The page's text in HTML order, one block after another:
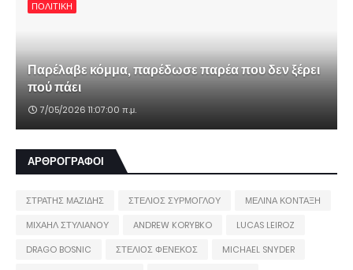
ΠΟΛΙΤΙΚΗ
Παρέλαβε κόμμα, παρέδωσε παρέα που δεν ξέρει
πού πάει
7/05/2026 11:07:00 π.μ.
ΑΡΘΡΟΓΡΑΦΟΙ
ΣΤΡΑΤΗΣ ΜΑΖΙΔΗΣ ΣΤΕΛΙΟΣ ΣΥΡΜΟΓΛΟΥ
ΜΕΛΙΝΑ ΚΟΝΤΑΞΗ
ΜΙΧΑΗΛ ΣΤΥΛΙΑΝΟΥ
ANDREW KORYBKO
LUCAS LEIROZ
DRAGO BOSNIC
ΣΤΕΛΙΟΣ ΦΕΝΕΚΟΣ
MICHAEL SNYDER